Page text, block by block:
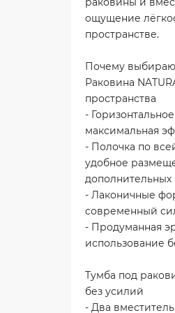
ощущение
пространстве.
Почему
Раковина
пространства
-
максимальная
- Полочка по
удобное
дополнительных
- Лаконичные
современный
- Продуманная
использование
Тумба под
без усилий
- Два